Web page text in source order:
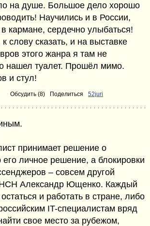
на душе. Большое дело хорошо
Научились и в России,
кармане, сердечно улыбаться!
слову сказать, и на выставке
этого жанра я там не
нашел туалет. Прошёл мимо.
и стул!
Обсудить (8) Поделиться 52juri
принимает решение о
его личное решение, а блокировки
– совсем другой
НСН Александр Ющенко. Каждый
и работать в стране, либо
IT-специалистам вряд
свое место за рубежом,